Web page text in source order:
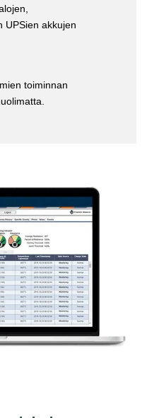
UPSien akkujen
toiminnan